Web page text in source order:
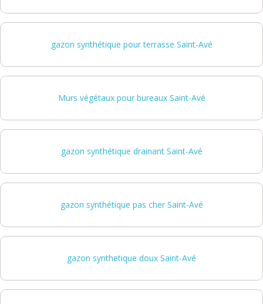
gazon synthétique pour terrasse Saint-Avé
Murs végétaux pour bureaux Saint-Avé
gazon synthétique drainant Saint-Avé
gazon synthétique pas cher Saint-Avé
gazon synthetique doux Saint-Avé